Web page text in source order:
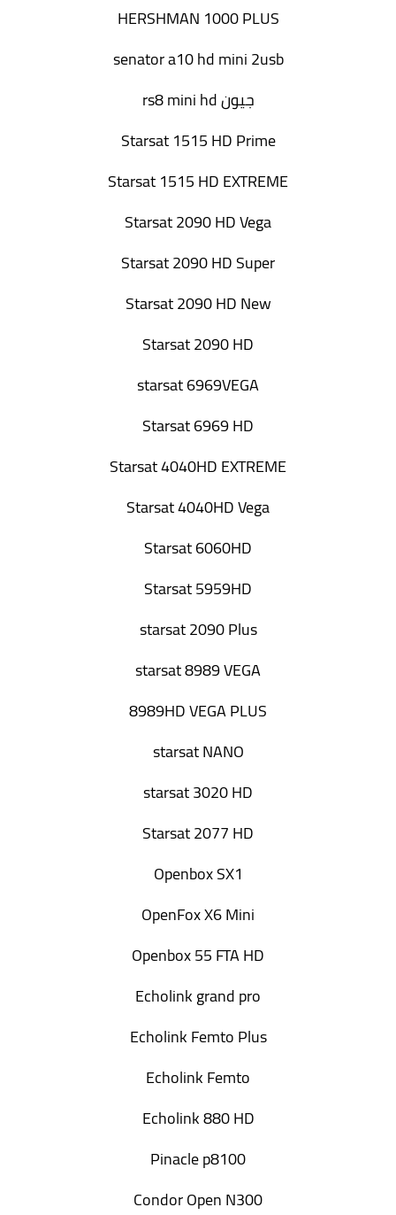
HERSHMAN 1000 PLUS
senator a10 hd mini 2usb
جيون rs8 mini hd
Starsat 1515 HD Prime
Starsat 1515 HD EXTREME
Starsat 2090 HD Vega
Starsat 2090 HD Super
Starsat 2090 HD New
Starsat 2090 HD
starsat 6969VEGA
Starsat 6969 HD
Starsat 4040HD EXTREME
Starsat 4040HD Vega
Starsat 6060HD
Starsat 5959HD
starsat 2090 Plus
starsat 8989 VEGA
8989HD VEGA PLUS
starsat NANO
starsat 3020 HD
Starsat 2077 HD
Openbox SX1
OpenFox X6 Mini
Openbox 55 FTA HD
Echolink grand pro
Echolink Femto Plus
Echolink Femto
Echolink 880 HD
Pinacle p8100
Condor Open N300